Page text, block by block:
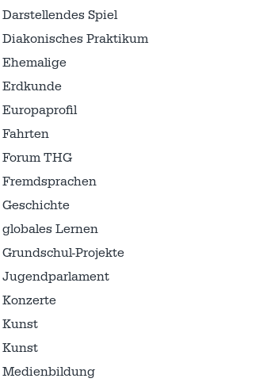
Darstellendes Spiel
Diakonisches Praktikum
Ehemalige
Erdkunde
Europaprofil
Fahrten
Forum THG
Fremdsprachen
Geschichte
globales Lernen
Grundschul-Projekte
Jugendparlament
Konzerte
Kunst
Kunst
Medienbildung